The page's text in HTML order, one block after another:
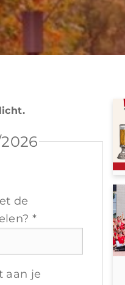
de
*
aan je